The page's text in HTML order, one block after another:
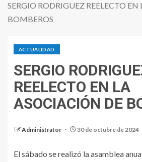
SERGIO RODRIGUEZ REELECTO
BOMBEROS
ACTUALIDAD
SERGIO
REELECTO EN LA
ASOCIACIÓN DE
Administrator 30 de octubre de 2024
El sábado se realizó la asamblea